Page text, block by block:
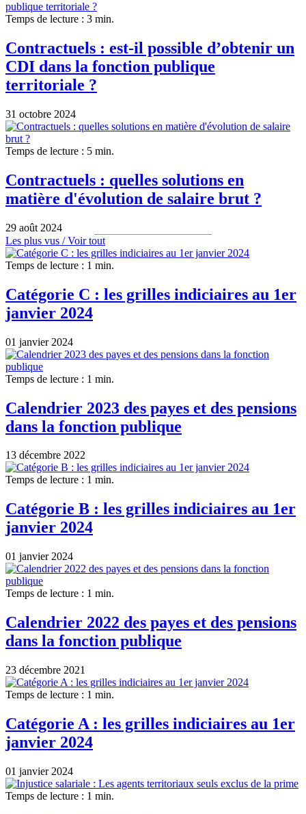
Temps de lecture : 3 min.
Contractuels : est-il possible d’obtenir un
CDI dans la fonction publique
territoriale ?
31 octobre 2024
Temps de lecture : 5 min.
Contractuels : quelles solutions en
matière d'évolution de salaire brut ?
29 août 2024
Les plus vus /Voir tout
Temps de lecture : 1 min.
Catégorie C : les grilles indiciaires au 1er
janvier 2024
01 janvier 2024
Temps de lecture : 1 min.
Calendrier 2023 des payes et des pensions
dans la fonction publique
13 décembre 2022
Temps de lecture : 1 min.
Catégorie B : les grilles indiciaires au 1er
janvier 2024
01 janvier 2024
Temps de lecture : 1 min.
Calendrier 2022 des payes et des pensions
dans la fonction publique
23 décembre 2021
Temps de lecture : 1 min.
Catégorie A : les grilles indiciaires au 1er
janvier 2024
01 janvier 2024
Temps de lecture : 1 min.